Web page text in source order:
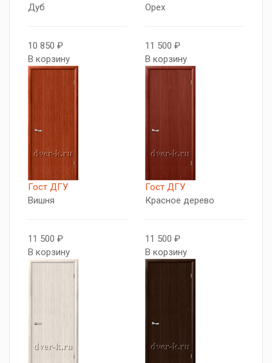
Дуб
10 850 ₽
В корзину
Орех
11 500 ₽
В корзину
Гост ДГУ
Вишня
11 500 ₽
В корзину
Гост ДГУ
Красное дерево
11 500 ₽
В корзину